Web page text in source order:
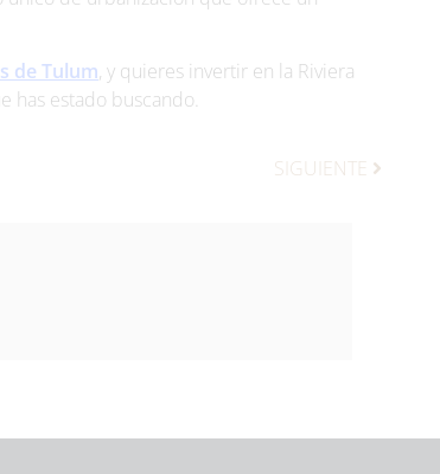
de Tulum, y quieres invertir en la Riviera
has estado buscando.
SIGUIENTE